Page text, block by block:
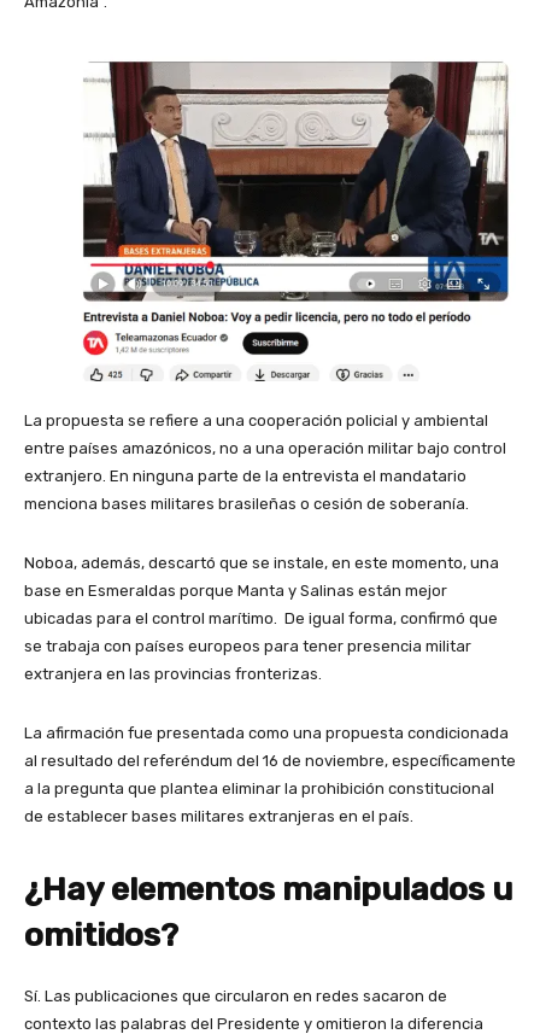
La propuesta se refiere a una cooperación policial y ambiental
entre países amazónicos, no a una operación militar bajo control
extranjero. En ninguna parte de la entrevista el mandatario
menciona bases militares brasileñas o cesión de soberanía.
Noboa, además, descartó que se instale, en este momento, una
base en Esmeraldas porque Manta y Salinas están mejor
ubicadas para el control marítimo. De igual forma, confirmó que
se trabaja con países europeos para tener presencia militar
extranjera en las provincias fronterizas.
La afirmación fue presentada como una propuesta condicionada
al resultado del referéndum del 16 de noviembre, específicamente
a la pregunta que plantea eliminar la prohibición constitucional
de establecer bases militares extranjeras en el país.
¿Hay elementos manipulados u
omitidos?
Sí. Las publicaciones que circularon en redes sacaron de
contexto las palabras del Presidente y omitieron la diferencia